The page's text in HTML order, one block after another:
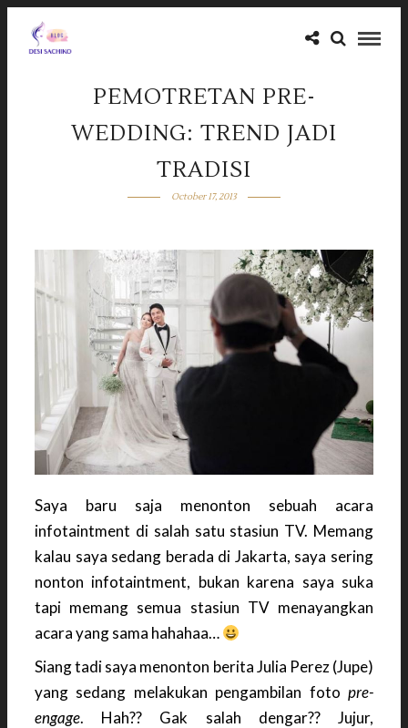
PEMOTRETAN PRE-
WEDDING: TREND JADI
TRADISI
October 17, 2013
Saya baru saja menonton sebuah acara
infotaintment di salah satu stasiun TV. Memang
kalau saya sedang berada di Jakarta, saya sering
nonton infotaintment, bukan karena saya suka
tapi memang semua stasiun TV menayangkan
acara yang sama hahahaa…
Siang tadi saya menonton berita Julia Perez (Jupe)
yang sedang melakukan pengambilan foto pre-
engage. Hah?? Gak salah dengar?? Jujur,